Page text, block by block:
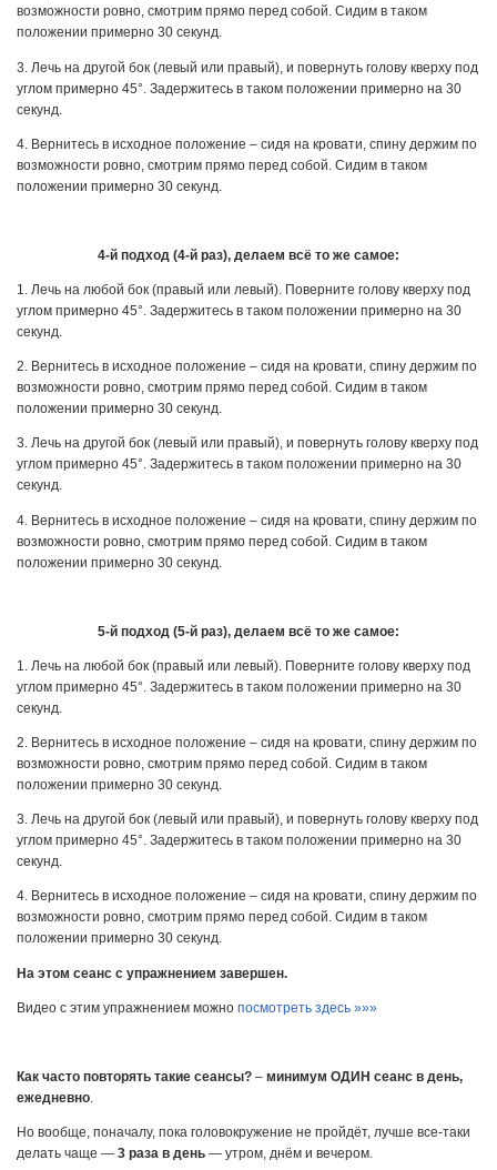
возможности ровно, смотрим прямо перед собой. Сидим в таком
положении примерно 30 секунд.
3. Лечь на другой бок (левый или правый), и повернуть голову кверху под
углом примерно 45°. Задержитесь в таком положении примерно на 30
секунд.
4. Вернитесь в исходное положение – сидя на кровати, спину держим по
возможности ровно, смотрим прямо перед собой. Сидим в таком
положении примерно 30 секунд.
4-й подход (4-й раз), делаем всё то же самое:
1. Лечь на любой бок (правый или левый). Поверните голову кверху под
углом примерно 45°. Задержитесь в таком положении примерно на 30
секунд.
2. Вернитесь в исходное положение – сидя на кровати, спину держим по
возможности ровно, смотрим прямо перед собой. Сидим в таком
положении примерно 30 секунд.
3. Лечь на другой бок (левый или правый), и повернуть голову кверху под
углом примерно 45°. Задержитесь в таком положении примерно на 30
секунд.
4. Вернитесь в исходное положение – сидя на кровати, спину держим по
возможности ровно, смотрим прямо перед собой. Сидим в таком
положении примерно 30 секунд.
5-й подход (5-й раз), делаем всё то же самое:
1. Лечь на любой бок (правый или левый). Поверните голову кверху под
углом примерно 45°. Задержитесь в таком положении примерно на 30
секунд.
2. Вернитесь в исходное положение – сидя на кровати, спину держим по
возможности ровно, смотрим прямо перед собой. Сидим в таком
положении примерно 30 секунд.
3. Лечь на другой бок (левый или правый), и повернуть голову кверху под
углом примерно 45°. Задержитесь в таком положении примерно на 30
секунд.
4. Вернитесь в исходное положение – сидя на кровати, спину держим по
возможности ровно, смотрим прямо перед собой. Сидим в таком
положении примерно 30 секунд.
На этом сеанс с упражнением завершен.
Видео с этим упражнением можно посмотреть здесь »»»
Как часто повторять такие сеансы? – минимум ОДИН сеанс в день,
ежедневно.
Но вообще, поначалу, пока головокружение не пройдёт, лучше все-таки
делать чаще — 3 раза в день — утром, днём и вечером.